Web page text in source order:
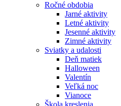
Ročné obdobia
Jarné aktivity
Letné aktivity
Jesenné aktivity
Zimné aktivity
Sviatky a udalosti
Deň matiek
Halloween
Valentín
Veľká noc
Vianoce
Škola kreslenia